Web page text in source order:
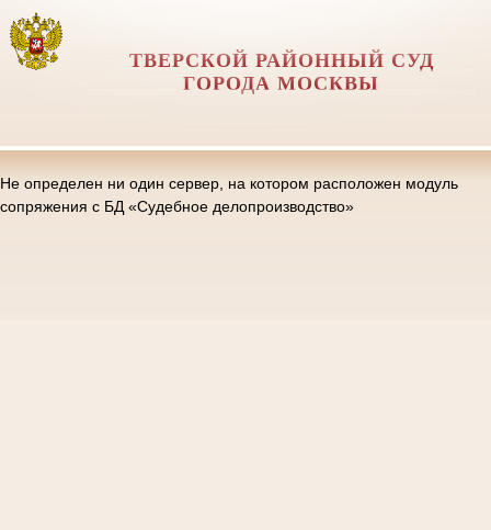
ТВЕРСКОЙ РАЙОННЫЙ СУД
ГОРОДА МОСКВЫ
Не определен ни один сервер, на котором расположен модуль
сопряжения с БД «Судебное делопроизводство»